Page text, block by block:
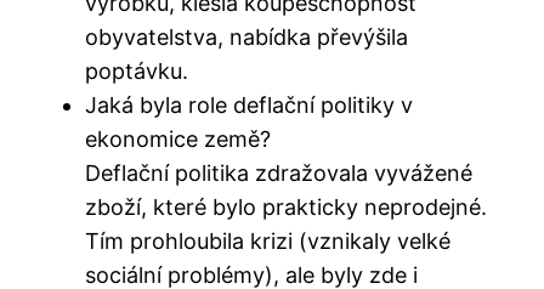
obyvatelstva, nabídka převýšila
poptávku.
Jaká byla role deflační politiky v
ekonomice země?
Deflační politika zdražovala vyvážené
zboží, které bylo prakticky neprodejné.
Tím prohloubila krizi (vznikaly velké
sociální problémy), ale byly zde i